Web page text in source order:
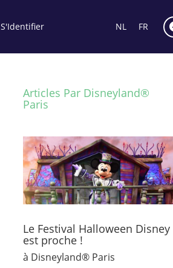
S'Identifier NL FR
Articles Par Disneyland®
Paris
Le Festival Halloween Disney
est proche !
à Disneyland® Paris